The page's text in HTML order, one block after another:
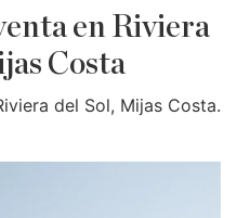
en Riviera
Costa
del Sol, Mijas Costa.